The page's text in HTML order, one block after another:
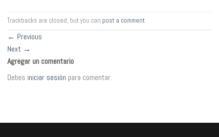
Trackbacks are closed, but you can post a comment.
← Previous
Next →
Agregar un comentario
Debes iniciar sesión para comentar.